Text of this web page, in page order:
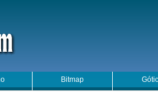
Bitmap